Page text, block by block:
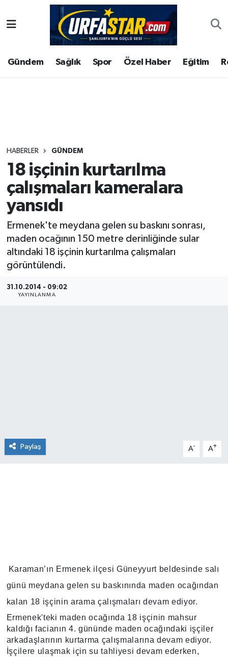
Gündem Sağlık Spor Özel Haber Eğitim
HABERLER GÜNDEM
18 işçinin kurtarılma
çalışmaları kameralara
yansıdı
Ermenek'te meydana gelen su baskını sonrası,
maden ocağının 150 metre derinliğinde sular
altındaki 18 işçinin kurtarılma çalışmaları
görüntülendi.
31.10.2014 - 09:02
YAYINLANMA
Paylaş A- A+
Karaman’ın Ermenek ilçesi Güneyyurt beldesinde salı
günü meydana gelen su baskınında maden ocağından
kalan 18 işçinin arama çalışmaları devam ediyor.
Ermenek'teki maden ocağında 18 işçinin mahsur
kaldığı facianın 4. gününde maden ocağındaki işçiler
arkadaşlarının kurtarma çalışmalarına devam ediyor.
İşçilere ulaşmak için su tahliyesi devam ederken,
ASAYİS
ÇEVRE
Gündem
Kültür
Magazin
Şanlıurfa Nöbetçi Eczaneler
Şanlıurfa Hava Durumu
Tüm Manşetler
Son Dakika Haberleri
Haber Arşivi